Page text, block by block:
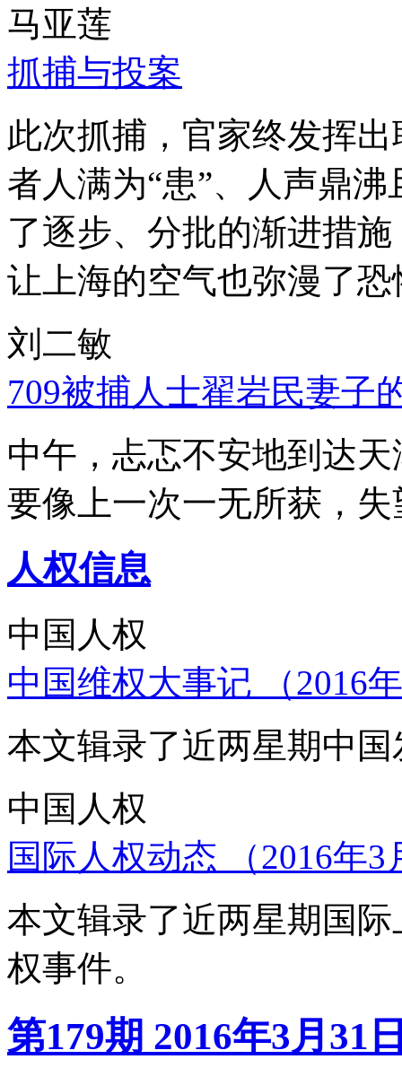
马亚莲
抓捕与投案
此次抓捕，官家终发挥
者人满为“患”、人声鼎
了逐步、分批的渐进措
让上海的空气也弥漫了
刘二敏
709被捕人士翟岩民妻子
中午，忐忑不安地到达
要像上一次一无所获，
人权信息
中国人权
中国维权大事记 （2016
本文辑录了近两星期中
中国人权
国际人权动态 （2016年
本文辑录了近两星期国
权事件。
第179期 2016年3月31